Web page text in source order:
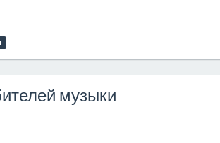
музыки